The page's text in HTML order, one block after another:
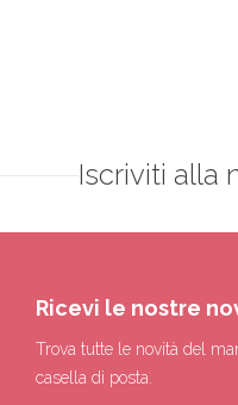
Iscriviti alla
Ricevi le nostre
Trova tutte le novità del
casella di posta.